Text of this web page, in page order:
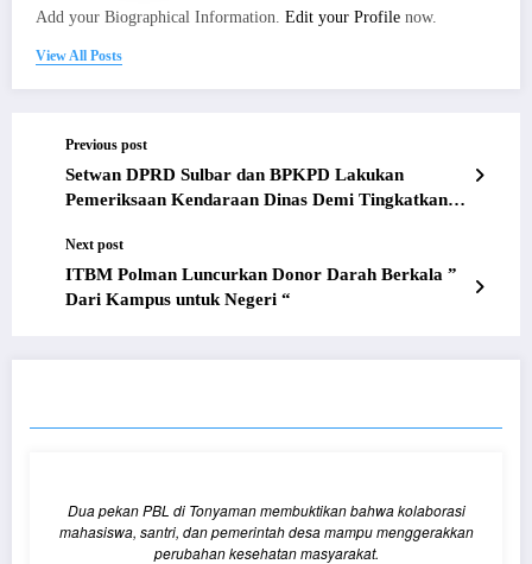
Add your Biographical Information. Edit your Profile now.
View All Posts
Previous post
Setwan DPRD Sulbar dan BPKPD Lakukan
Pemeriksaan Kendaraan Dinas Demi Tingkatkan
Next post
ITBM Polman Luncurkan Donor Darah Berkala ”
Dari Kampus untuk Negeri “
Dua pekan PBL di Tonyaman membuktikan bahwa kolaborasi
mahasiswa, santri, dan pemerintah desa mampu menggerakkan
perubahan kesehatan masyarakat.